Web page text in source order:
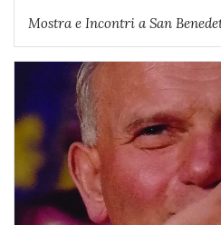
Mostra e Incontri a San